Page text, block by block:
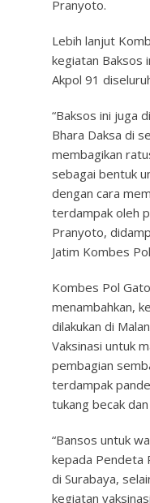
Pranyoto.
Lebih lanjut
kegiatan Baksos
Akpol 91
“Baksos ini juga
Bhara Daksa di
membagikan
sebagai bentuk
dengan cara
terdampak oleh
Pranyoto,
Jatim Kombes
Kombes Pol
menambahkan,
dilakukan di
Vaksinasi untuk
pembagian
terdampak
tukang becak
“Bansos untuk
kepada Pendeta
di Surabaya,
kegiatan